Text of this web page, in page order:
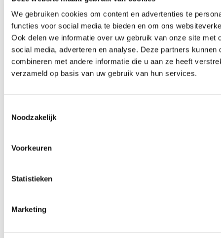
We gebruiken cookies om content en advertenties te
functies voor social media te bieden en om ons
Ook delen we informatie over uw gebruik van onze site met
social media, adverteren en analyse. Deze partners kunnen
combineren met andere informatie die u aan ze heeft
verzameld op basis van uw gebruik van hun services.
Noodzakelijk
Voorkeuren
Statistieken
Marketing
€2899